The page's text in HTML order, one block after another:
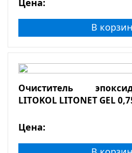
Цена:
В
Очиститель
LITOKOL LITONET GEL
Цена: